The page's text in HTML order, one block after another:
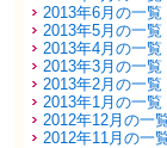
2013年6月の一覧
2013年5月の一覧
2013年4月の一覧
2013年3月の一覧
2013年2月の一覧
2013年1月の一覧
2012年12月の一
2012年11月の一